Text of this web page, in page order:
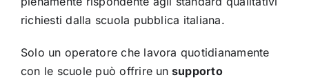
richiesti dalla scuola pubblica italiana.
Solo un operatore che lavora quotidianamente
con le scuole può offrire un supporto